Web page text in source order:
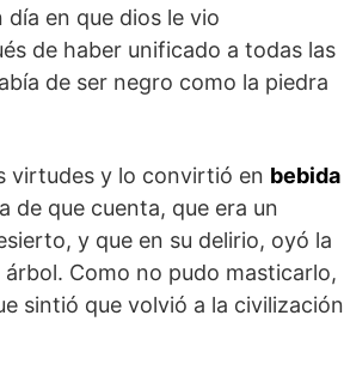
día en que dios le vio
de haber unificado a todas las
de ser negro como la piedra
virtudes y lo convirtió en bebida
de que cuenta, que era un
y que en su delirio, oyó la
Como no pudo masticarlo,
sintió que volvió a la civilización